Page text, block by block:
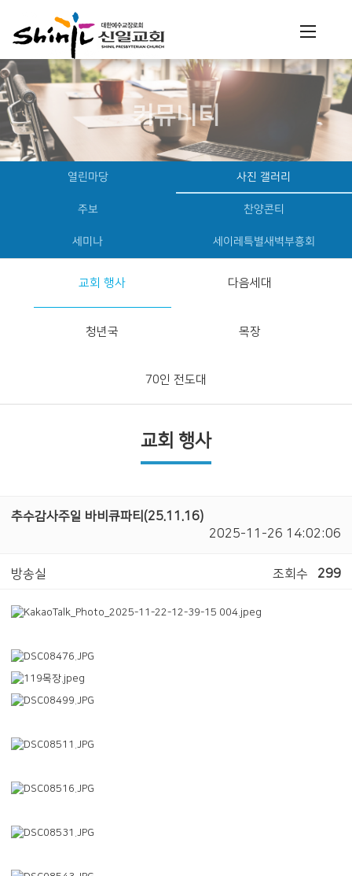
커뮤니티
열린마당 사진 갤러리
주보 찬양콘티
세미나 세이레특별새벽부흥회
교회 행사 다음세대
청년국 목장
70인 전도대
교회 행사
추수감사주일 바비큐파티(25.11.16)
2025-11-26 14:02:06
방송실 조회수 299